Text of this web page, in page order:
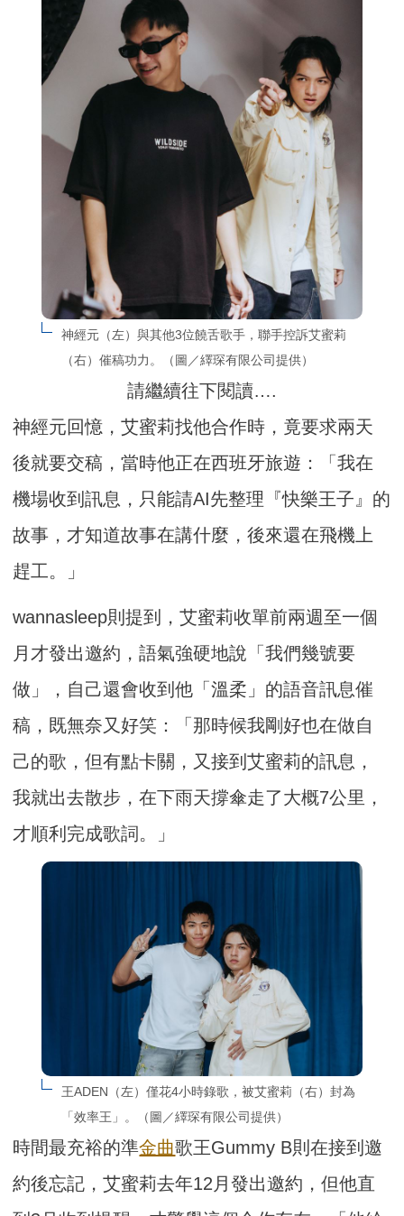
神經元（左）與其他3位饒舌歌手，聯手控訴艾蜜莉
（右）催稿功力。（圖／繹琛有限公司提供）
請繼續往下閱讀….
神經元回憶，艾蜜莉找他合作時，竟要求兩天
後就要交稿，當時他正在西班牙旅遊：「我在
機場收到訊息，只能請AI先整理『快樂王子』的
故事，才知道故事在講什麼，後來還在飛機上
趕工。」
wannasleep則提到，艾蜜莉收單前兩週至一個
月才發出邀約，語氣強硬地說「我們幾號要
做」，自己還會收到他「溫柔」的語音訊息催
稿，既無奈又好笑：「那時候我剛好也在做自
己的歌，但有點卡關，又接到艾蜜莉的訊息，
我就出去散步，在下雨天撐傘走了大概7公里，
才順利完成歌詞。」
王ADEN（左）僅花4小時錄歌，被艾蜜莉（右）封為
「效率王」。（圖／繹琛有限公司提供）
時間最充裕的準金曲歌王Gummy B則在接到邀
約後忘記，艾蜜莉去年12月發出邀約，但他直